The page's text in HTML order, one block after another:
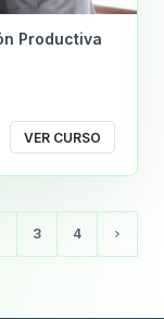
Productiva
VER CURSO
3 4